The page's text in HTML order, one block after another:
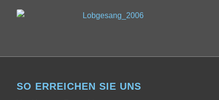
SO ERREICHEN SIE UNS